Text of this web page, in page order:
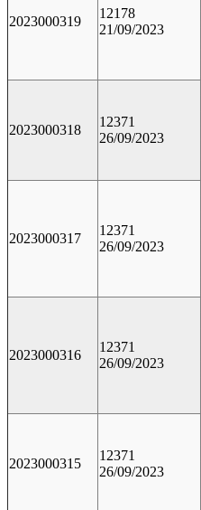
2023000319
12178
21/09/2023
2023000318
12371
26/09/2023
2023000317
12371
26/09/2023
2023000316
12371
26/09/2023
2023000315
12371
26/09/2023